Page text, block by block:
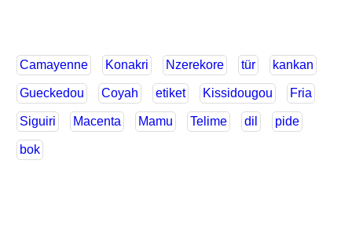
Camayenne Konakri Nzerekore tür kankan
Gueckedou Coyah etiket Kissidougou Fria
Siguiri Macenta Mamu Telime dil pide
bok